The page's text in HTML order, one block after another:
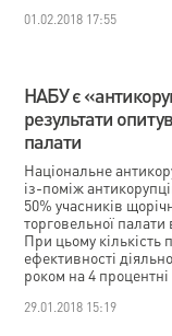
01.02.2018 17:55
НАБУ є
результати
палати
Національне
із-поміж
50% учасників
торговельної палати
При цьому кількість
ефективності
роком на 4 процентні
29.01.2018 15:19